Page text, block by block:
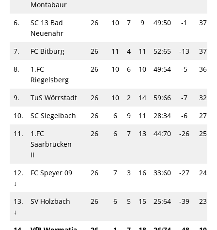
Montabaur
6.
SC 13 Bad
Neuenahr
26 10 7 9 49:50 -1 37
7. FC Bitburg 26 11 4 11 52:65 -13
37
8.
1.FC
Riegelsberg
26 10 6 10 49:54 -5 36
9. TuS Wörrstadt 26 10 2 14 59:66 -7
32
10.
SC Siegelbach 26 6 9 11 28:34 -6
27
11.
1.FC
Saarbrücken
II
26 6 7 13 44:70 -26 25
12.
↓
FC Speyer 09 26 7 3 16 33:60 -27 24
13.
↓
SV Holzbach 26 6 5 15 25:64 -39 23